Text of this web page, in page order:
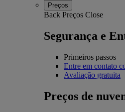
Preços
Back Preços Close
Segurança e
Primeiros passos
Entre em contato
Avaliação gratuita
Preços de